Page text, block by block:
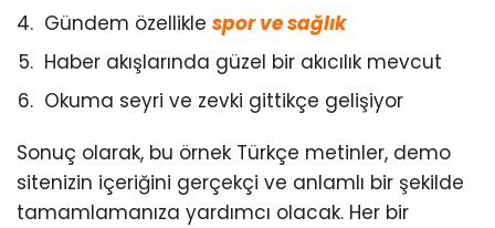
Gündem özellikle spor ve sağlık
Haber akışlarında güzel bir akıcılık mevcut
Okuma seyri ve zevki gittikçe gelişiyor
Sonuç olarak, bu örnek Türkçe metinler, demo
sitenizin içeriğini gerçekçi ve anlamlı bir şekilde
tamamlamanıza yardımcı olacak. Her bir